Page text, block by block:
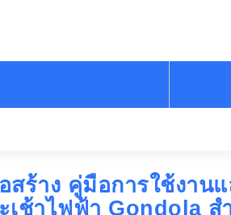
สร้าง คู่มือการใช้งา
เช้าไฟฟ้า Gondola ส